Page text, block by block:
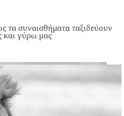
τα συναισθήματα ταξιδεύουν
και γύρω μας